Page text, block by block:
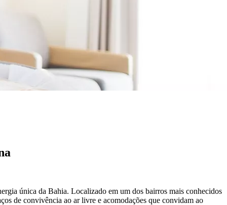
única da Bahia. Localizado em um dos bairros mais conhecidos
de convivência ao ar livre e acomodações que convidam ao